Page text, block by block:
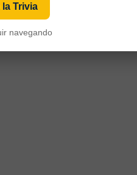
la Trivia
navegando